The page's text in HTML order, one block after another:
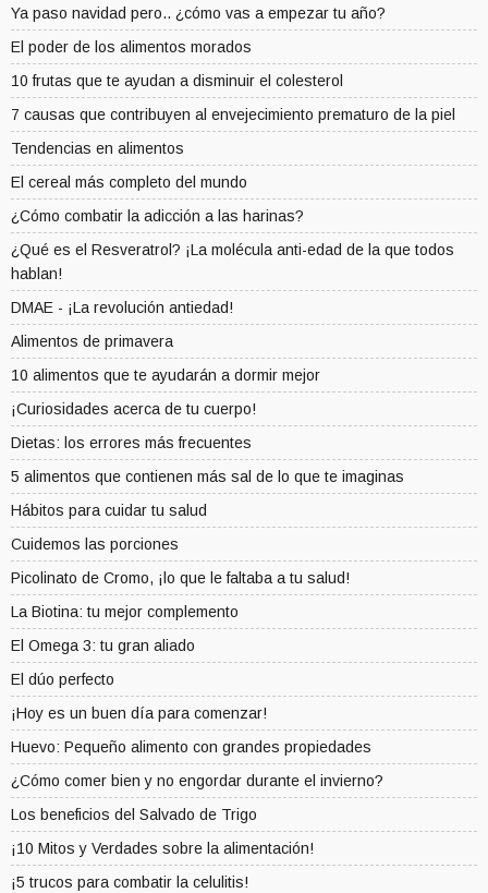
Ya paso navidad pero.. ¿cómo vas a empezar tu año?
El poder de los alimentos morados
10 frutas que te ayudan a disminuir el colesterol
7 causas que contribuyen al envejecimiento prematuro de la piel
Tendencias en alimentos
El cereal más completo del mundo
¿Cómo combatir la adicción a las harinas?
¿Qué es el Resveratrol? ¡La molécula anti-edad de la que todos
hablan!
DMAE - ¡La revolución antiedad!
Alimentos de primavera
10 alimentos que te ayudarán a dormir mejor
¡Curiosidades acerca de tu cuerpo!
Dietas: los errores más frecuentes
5 alimentos que contienen más sal de lo que te imaginas
Hábitos para cuidar tu salud
Cuidemos las porciones
Picolinato de Cromo, ¡lo que le faltaba a tu salud!
La Biotina: tu mejor complemento
El Omega 3: tu gran aliado
El dúo perfecto
¡Hoy es un buen día para comenzar!
Huevo: Pequeño alimento con grandes propiedades
¿Cómo comer bien y no engordar durante el invierno?
Los beneficios del Salvado de Trigo
¡10 Mitos y Verdades sobre la alimentación!
¡5 trucos para combatir la celulitis!